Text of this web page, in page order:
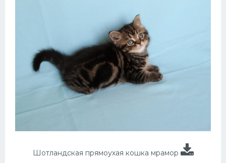
Шотландская прямоухая кошка мрамор